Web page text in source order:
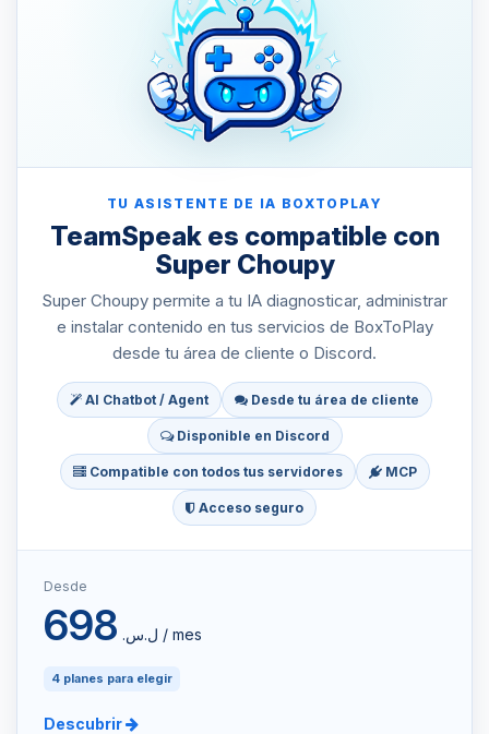
TU ASISTENTE DE IA BOXTOPLAY
TeamSpeak es compatible con
Super Choupy
Super Choupy permite a tu IA diagnosticar, administrar
e instalar contenido en tus servicios de BoxToPlay
desde tu área de cliente o Discord.
AI Chatbot / Agent Desde tu área de cliente
Disponible en Discord
Compatible con todos tus servidores MCP
Acceso seguro
Desde
698 ل.س.‏ / mes
4 planes para elegir
Descubrir